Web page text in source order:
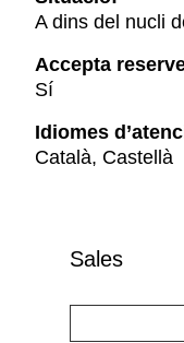
A dins del nucli
Accepta
Sí
Idiomes
Català, Castellà
Sales